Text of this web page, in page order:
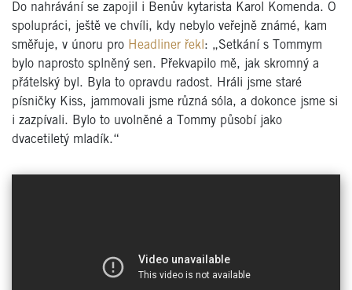
Do nahrávání se zapojil i Benův kytarista Karol Komenda. O
spolupráci, ještě ve chvíli, kdy nebylo veřejně známé, kam
směřuje, v únoru pro Headliner řekl : „Setkání s Tommym
bylo naprosto splněný sen. Překvapilo mě, jak skromný a
přátelský byl. Byla to opravdu radost. Hráli jsme staré
písničky Kiss, jammovali jsme různá sóla, a dokonce jsme si
i zazpívali. Bylo to uvolněné a Tommy působí jako
dvacetiletý mladík.“